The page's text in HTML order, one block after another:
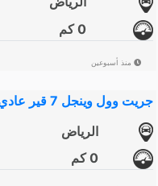
0 كم
منذ أسبوعين
جريت وول وينجل 7 قير عادي جديده موديل 2026
الرياض
0 كم